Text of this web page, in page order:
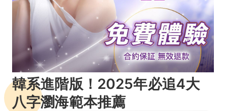
韓系進階版！2025年必追4大
八字瀏海範本推薦